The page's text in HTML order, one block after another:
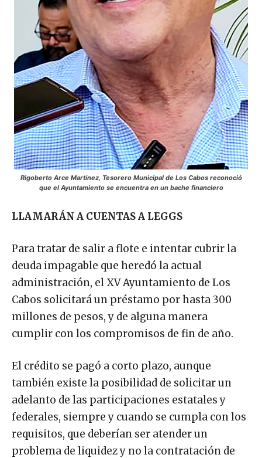
Rigoberto Arce Martínez, Tesorero Municipal de Los Cabos reconoció
que el Ayuntamiento se encuentra en un bache financiero
LLAMARÁN A CUENTAS A LEGGS
Para tratar de salir a flote e intentar cubrir la
deuda impagable que heredó la actual
administración, el XV Ayuntamiento de Los
Cabos solicitará un préstamo por hasta 300
millones de pesos, y de alguna manera
cumplir con los compromisos de fin de año.
El crédito se pagó a corto plazo, aunque
también existe la posibilidad de solicitar un
adelanto de las participaciones estatales y
federales, siempre y cuando se cumpla con los
requisitos, que deberían ser atender un
problema de liquidez y no la contratación de